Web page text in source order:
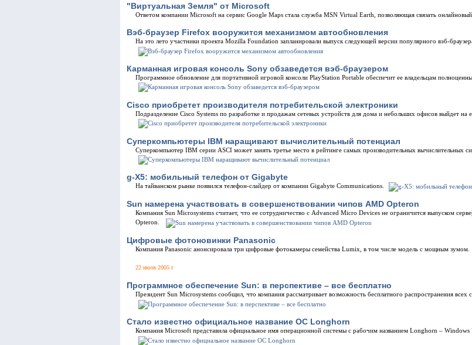
"Виртуальная Земля" от Microsoft
Ответом компании Microsoft на сервис Google Maps стала служба MSN Virtual Earth, позволяющая связать
Вэб-браузер Firefox вооружится механизмом автообновления
На это лето участники проекта Mozilla Foundation запланировали выпуск следующей версии популярного вэб-
Карманная игровая консоль Sony обзаведется вэб-браузером
Программное обновление для портативной игровой консоли PlayStation Portable обеспечит ее владельцам
Cisco приобретет производителя потребительской электроники
Подразделение Cisco Systems по разработке и продажам сетевых устройств для дома и небольших офисов выйдет на
Суперкомпьютеры IBM наращивают вычислительный потенциал
Суперкомпьютер IBM серии ASCI может занять третье место в рейтинге самых производительных вычислительных
g-X5: мобильный телефон от Gigabyte
На тайванском рынке появился телефон-слайдер от компании Gigabyte Communications.
Sun намерена участвовать в совершенствовании чипов AMD Opteron
Компания Sun Microsystems считает, что ее сотрудничество с Advanced Micro Devices не ограничится выпуском
Opteron.
Цифровые фотоновинки Panasonic
Компания Panasonic анонсировала три цифровые фотокамеры семейства Lumix, в том числе модель с мощным зумом.
22 июля 2005 г
Программное обеспечение Sun: в перспективе – все бесплатно
Президент Sun Microsystems сообщил, что компания рассматривает возможность бесплатного распространения
Стало известно официальное название ОС Longhorn
Компания Microsoft представила официальное имя операционной системы с рабочим названием Longhorn – Windows